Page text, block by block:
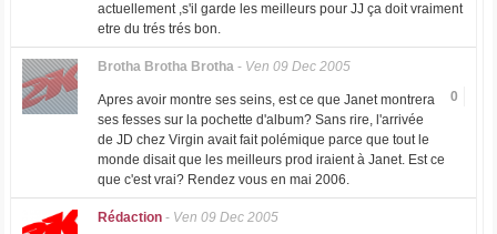
actuellement ,s'il garde les meilleurs pour JJ ça doit vraiment
etre du trés trés bon.
Brotha Brotha Brotha- Ven 09 Dec 2005
0
Apres avoir montre ses seins, est ce que Janet montrera
ses fesses sur la pochette d'album? Sans rire, l'arrivée
de JD chez Virgin avait fait polémique parce que tout le
monde disait que les meilleurs prod iraient à Janet. Est ce
que c'est vrai? Rendez vous en mai 2006.
Rédaction- Ven 09 Dec 2005